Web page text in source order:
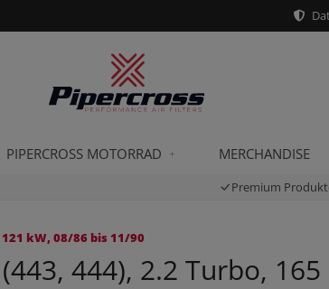
PIPERCROSS MOTORRAD MERCHANDISE
Premium
kW, 08/86 bis 11/90
444), 2.2 Turbo,